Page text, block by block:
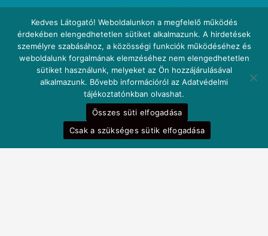
Kedves Látogató! Weboldalunkon a megfelelő működés
érdekében elengedhetetlen sütiket alkalmazunk. A hirdetések
személyre szabásához, a közösségi funkciók működéséhez és
weboldalunk forgalmának elemzéséhez nem elengedhetetlen
sütiket használunk, melyeket az Ön hozzájárulásával
alkalmazunk. Bővebb információról az Adatvédelmi
tájékoztatónkban olvashat.
Összes süti elfogadása
Csak a szükséges sütik elfogadása